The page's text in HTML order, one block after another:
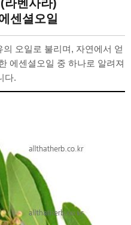
라벤사라)
센셜오일
오일로 불리며, 자연에서 얻
에센셜오일 중 하나로 알려져
다.